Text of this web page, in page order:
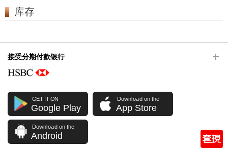
库存
接受分期付款银行
GET IT ON
Google Play
Download on the
App Store
Download on the
Android